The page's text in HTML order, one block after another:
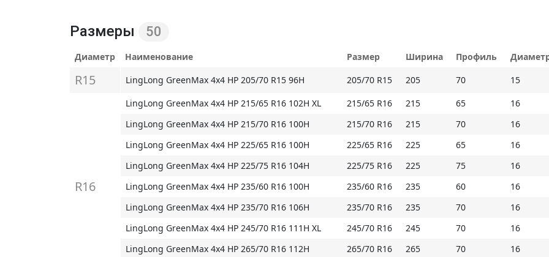
Основные особенности:
- симметричный ненаправленный протектор
- сплошное продольное ребро посередине
оперативность управления, препятствует
* Внимание: летние шины не российского
обозначением M+S
Купить LingLong GreenMax 4x4 HP на
Размеры 50
Диаметр Наименование Размер Ширина Профиль
R15 LingLong GreenMax 4x4 HP 205/70 R15 96H 205/70 R15 205 70 15
R16
LingLong GreenMax 4x4 HP 215/65 R16 102H XL 215/65 R16 215 65 16
LingLong GreenMax 4x4 HP 215/70 R16 100H
215/70 R16 215 70 16
LingLong GreenMax 4x4 HP 225/65 R16 100H
225/65 R16 225 65 16
LingLong GreenMax 4x4 HP 225/75 R16 104H
225/75 R16 225 75 16
LingLong GreenMax 4x4 HP 235/60 R16 100H
235/60 R16 235 60 16
LingLong GreenMax 4x4 HP 235/70 R16 106H
235/70 R16 235 70 16
LingLong GreenMax 4x4 HP 245/70 R16 111H XL
245/70 R16 245 70 16
LingLong GreenMax 4x4 HP 265/70 R16 112H
265/70 R16 265 70 16